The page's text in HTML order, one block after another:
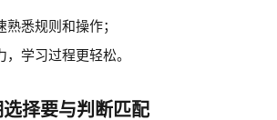
悉规则和操作；
学习过程更轻松。
择要与判断匹配